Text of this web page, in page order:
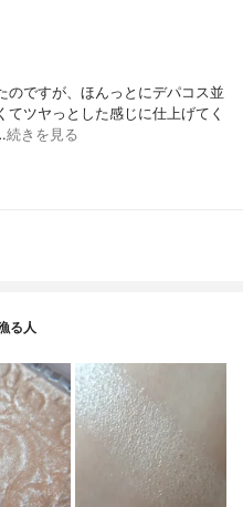
のですが、ほんっとにデパコス並
ツヤっとした感じに仕上げてく
続きを見る
る人